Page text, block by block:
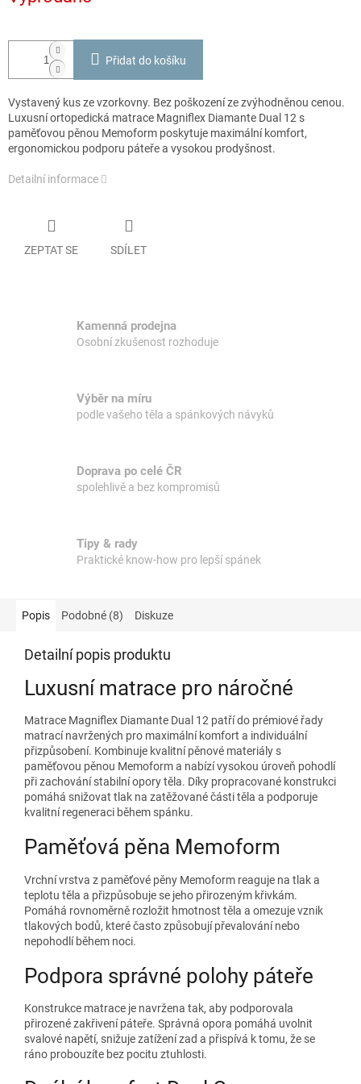
Přidat do košíku
Vystavený kus ze vzorkovny. Bez poškození ze zvýhodněnou cenou.
Luxusní ortopedická matrace Magniflex Diamante Dual 12 s
paměťovou pěnou Memoform poskytuje maximální komfort,
ergonomickou podporu páteře a vysokou prodyšnost.
Detailní informace
ZEPTAT SE SDÍLET
Kamenná prodejna
Osobní zkušenost rozhoduje
Výběr na míru
podle vašeho těla a spánkových návyků
Doprava po celé ČR
spolehlivě a bez kompromisů
Tipy & rady
Praktické know-how pro lepší spánek
Popis Podobné (8) Diskuze
Detailní popis produktu
Luxusní matrace pro náročné
Matrace Magniflex Diamante Dual 12 patří do prémiové řady
matrací navržených pro maximální komfort a individuální
přizpůsobení. Kombinuje kvalitní pěnové materiály s
paměťovou pěnou Memoform a nabízí vysokou úroveň pohodlí
při zachování stabilní opory těla. Díky propracované konstrukci
pomáhá snižovat tlak na zatěžované části těla a podporuje
kvalitní regeneraci během spánku.
Paměťová pěna Memoform
Vrchní vrstva z paměťové pěny Memoform reaguje na tlak a
teplotu těla a přizpůsobuje se jeho přirozeným křivkám.
Pomáhá rovnoměrně rozložit hmotnost těla a omezuje vznik
tlakových bodů, které často způsobují převalování nebo
nepohodlí během noci.
Podpora správné polohy páteře
Konstrukce matrace je navržena tak, aby podporovala
přirozené zakřivení páteře. Správná opora pomáhá uvolnit
svalové napětí, snižuje zatížení zad a přispívá k tomu, že se
ráno probouzíte bez pocitu ztuhlosti.